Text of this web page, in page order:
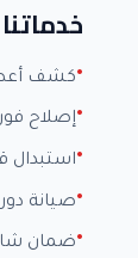
كشف
إصلاح
استبدال
صيانة
ضمان شامل 6